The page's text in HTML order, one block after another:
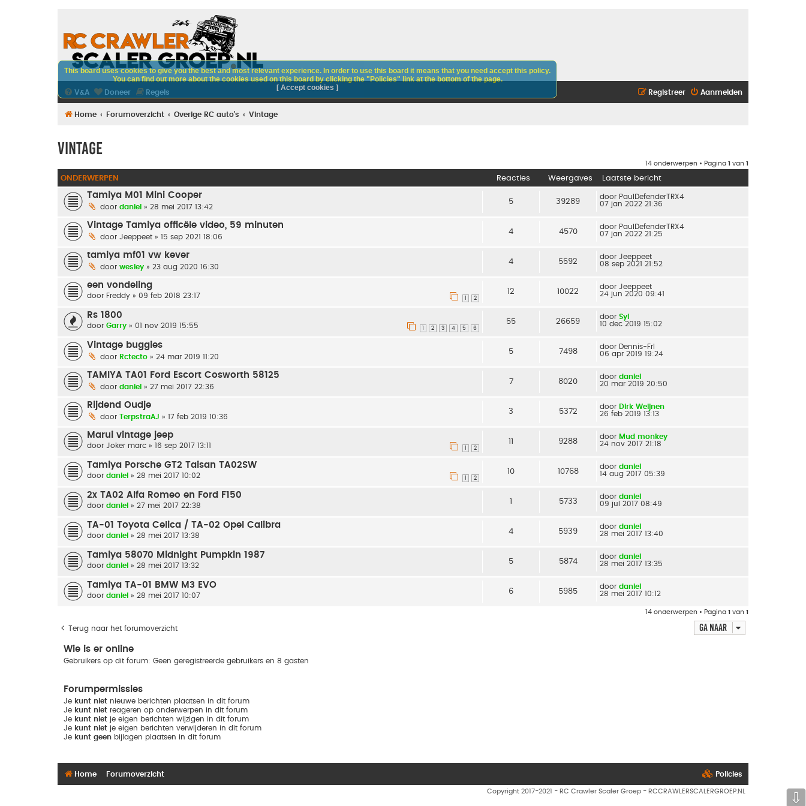
V&A Doneer Regels Aanmelden
Registreer
Home Forumoverzicht Overige RC auto's Vintage
Vintage
14 onderwerpen • Pagina 1 van 1
ONDERWERPEN Reacties Weergaves Laatste bericht
Tamiya M01 Mini Cooper
door daniel » 28 mei 2017 13:42
5 39289
door PaulDefenderTRX4
07 jan 2022 21:36
Vintage Tamiya officële video, 59 minuten
door Jeeppeet » 15 sep 2021 18:06
4 4570
door PaulDefenderTRX4
07 jan 2022 21:25
tamiya mf01 vw kever
door wesley » 23 aug 2020 16:30
4 5592
door Jeeppeet
08 sep 2021 21:52
een vondeling
door Freddy » 09 feb 2018 23:17 2
12 10022
door Jeeppeet
24 jun 2020 09:41
Rs 1800
door Garry » 01 nov 2019 15:55 2 3 4 5 6
55 26659
door Syl
10 dec 2019 15:02
Vintage buggies
door Rctecto » 24 mar 2019 11:20
5 7498
door Dennis-Frl
06 apr 2019 19:24
TAMIYA TA01 Ford Escort Cosworth 58125
door daniel » 27 mei 2017 22:36
7 8020
door daniel
20 mar 2019 20:50
Rijdend Oudje
door TerpstraAJ » 17 feb 2019 10:36
3 5372
door Dirk Weijnen
26 feb 2019 13:13
Marui vintage jeep
door Joker marc » 16 sep 2017 13:11 2
11 9288
door Mud monkey
24 nov 2017 21:18
Tamiya Porsche GT2 Taisan TA02SW
door daniel » 28 mei 2017 10:02 2
10 10768
door daniel
14 aug 2017 05:39
2x TA02 Alfa Romeo en Ford F150
door daniel » 27 mei 2017 22:38 1 5733
door daniel
09 jul 2017 08:49
TA-01 Toyota Celica / TA-02 Opel Calibra
door daniel » 28 mei 2017 13:38 4 5939
door daniel
28 mei 2017 13:40
Tamiya 58070 Midnight Pumpkin 1987
door daniel » 28 mei 2017 13:32 5 5874
door daniel
28 mei 2017 13:35
Tamiya TA-01 BMW M3 EVO
door daniel » 28 mei 2017 10:07 6 5985
door daniel
28 mei 2017 10:12
14 onderwerpen • Pagina 1 van 1
Terug naar het forumoverzicht Ga naar
Wie is er online
Gebruikers op dit forum: Geen geregistreerde gebruikers en 8 gasten
Forumpermissies
Je kunt niet nieuwe berichten plaatsen in dit forum
Je kunt niet reageren op onderwerpen in dit forum
Je kunt niet je eigen berichten wijzigen in dit forum
Je kunt niet je eigen berichten verwijderen in dit forum
Je kunt geen bijlagen plaatsen in dit forum
This board uses cookies to give you the best and most relevant experience. In order to use this board it means that you need accept this policy.
You can find out more about the cookies used on this board by clicking the "Policies" link at the bottom of the page.
[ Accept cookies ]
Home Forumoverzicht Policies
Copyright 2017-2021 - RC Crawler Scaler Groep - RCCRAWLERSCALERGROEP.NL ⇩